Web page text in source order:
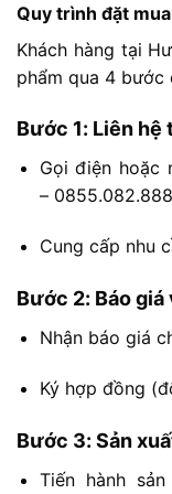
Quy trình đặt mua
Khách hàng tại
phẩm qua 4 bước
Bước 1: Liên hệ
Gọiđiện hoặc
–
Cung cấp nhu
Bước 2: Báogiá
Nhận báo giá
Ký hợp đồng (
Bước 3: Sản
Tiến hành sản